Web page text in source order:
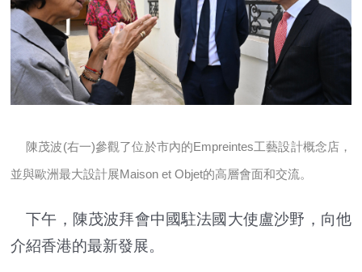
陳茂波(右一)參觀了位於市內的Empreintes工藝設計概念店，
並與歐洲最大設計展Maison et Objet的高層會面和交流。
下午，陳茂波拜會中國駐法國大使盧沙野，向他
介紹香港的最新發展。